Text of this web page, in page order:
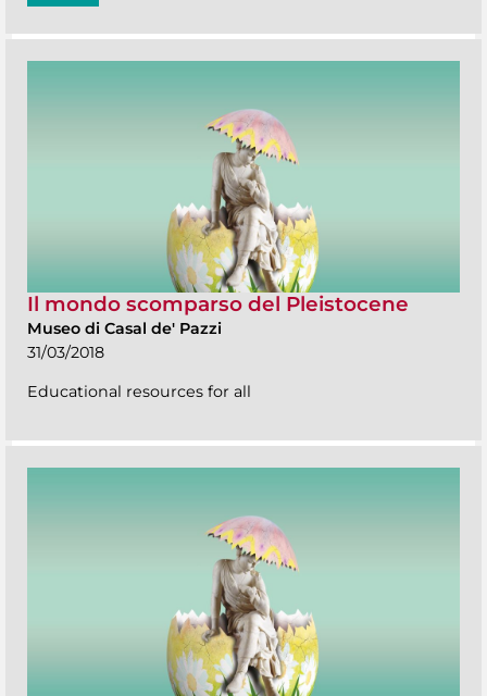
Il mondo scomparso del Pleistocene
Museo di Casal de' Pazzi
31/03/2018
Educational resources for all